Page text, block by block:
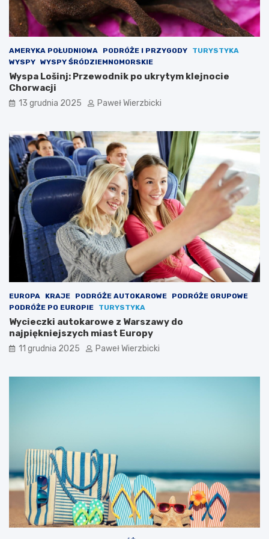
AMERYKA POŁUDNIOWA PODRÓŻE I PRZYGODY
TURYSTYKA
WYSPY WYSPY ŚRÓDZIEMNOMORSKIE
Wyspa Lošinj: Przewodnik po ukrytym klejnocie
Chorwacji
13 grudnia 2025 Paweł Wierzbicki
EUROPA KRAJE PODRÓŻE AUTOKAROWE
PODRÓŻE GRUPOWE
PODRÓŻE PO EUROPIE
TURYSTYKA
Wycieczki autokarowe z Warszawy do
najpiękniejszych miast Europy
11 grudnia 2025 Paweł Wierzbicki